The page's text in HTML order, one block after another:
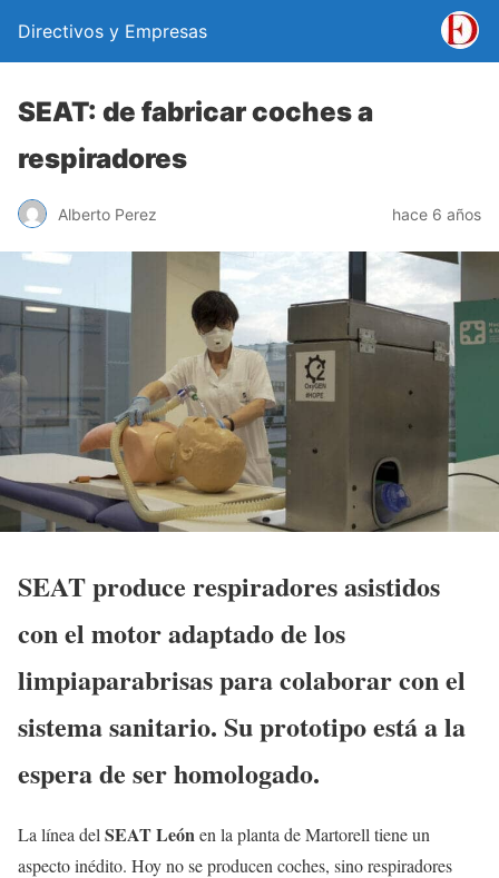
Directivos y Empresas
SEAT: de fabricar coches a
respiradores
Alberto Perez hace 6 años
SEAT produce respiradores asistidos
con el motor adaptado de los
limpiaparabrisas para colaborar con el
sistema sanitario. Su prototipo está a la
espera de ser homologado.
La línea del SEAT Leónen la planta de Martorell tiene un
aspecto inédito. Hoy no se producen coches, sino respiradores